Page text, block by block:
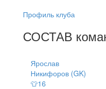
Профиль клуба
СОСТАВ
Ярослав
Никифоров (GK)
👕16